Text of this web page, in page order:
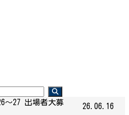
～27 出場者大募
26.06.16